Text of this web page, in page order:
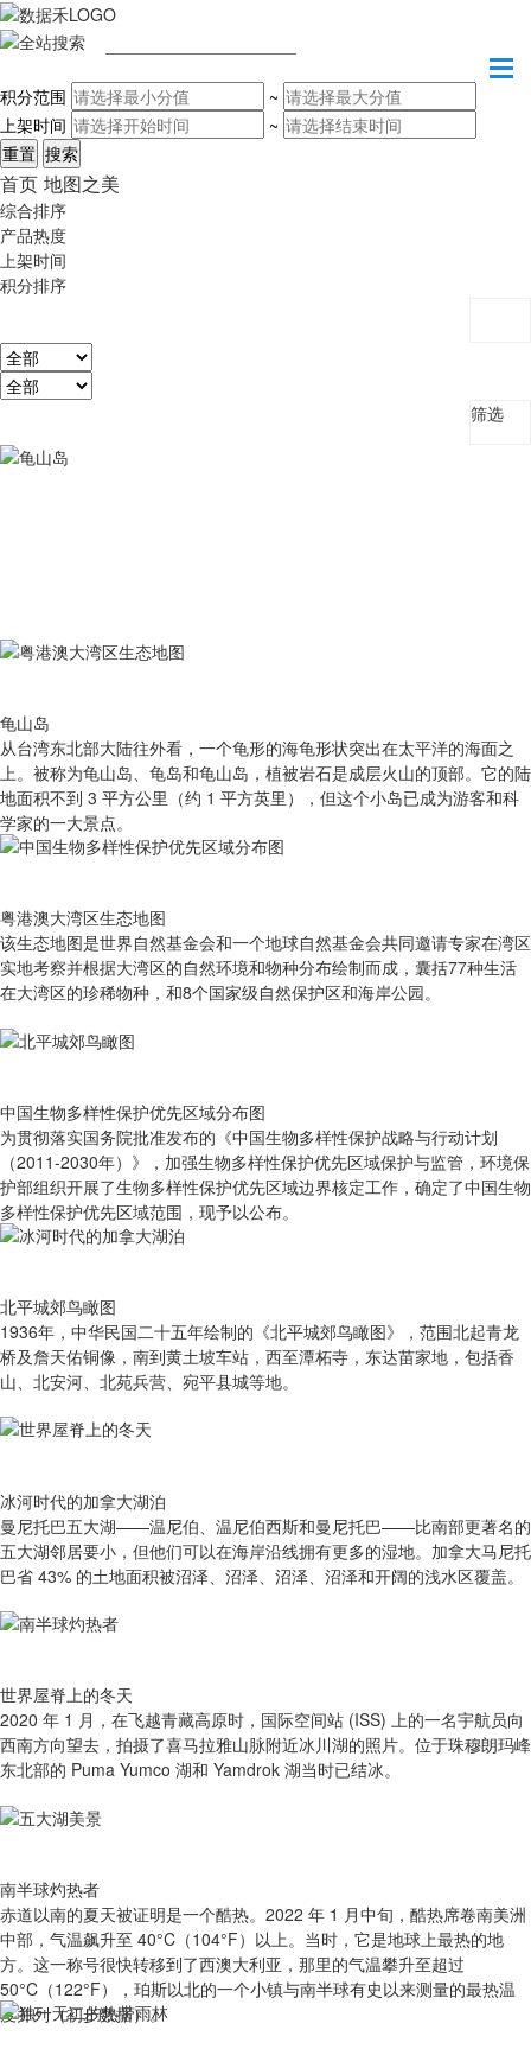
积分范围
~
上架时间
~
首页 地图之美
综合排序
产品热度
上架时间
积分排序
筛选
龟山岛
从台湾东北部大陆往外看，一个龟形的海龟形状突出在太平洋的海面之
上。被称为龟山岛、龟岛和龟山岛，植被岩石是成层火山的顶部。它的陆
地面积不到 3 平方公里（约 1 平方英里），但这个小岛已成为游客和科
学家的一大景点。
粤港澳大湾区生态地图
该生态地图是世界自然基金会和一个地球自然基金会共同邀请专家在湾区
实地考察并根据大湾区的自然环境和物种分布绘制而成，囊括77种生活
在大湾区的珍稀物种，和8个国家级自然保护区和海岸公园。
中国生物多样性保护优先区域分布图
为贯彻落实国务院批准发布的《中国生物多样性保护战略与行动计划
（2011-2030年）》，加强生物多样性保护优先区域保护与监管，环境保
护部组织开展了生物多样性保护优先区域边界核定工作，确定了中国生物
多样性保护优先区域范围，现予以公布。
北平城郊鸟瞰图
1936年，中华民国二十五年绘制的《北平城郊鸟瞰图》，范围北起青龙
桥及詹天佑铜像，南到黄土坡车站，西至潭柘寺，东达苗家地，包括香
山、北安河、北苑兵营、宛平县城等地。
冰河时代的加拿大湖泊
曼尼托巴五大湖——温尼伯、温尼伯西斯和曼尼托巴——比南部更著名的
五大湖邻居要小，但他们可以在海岸沿线拥有更多的湿地。加拿大马尼托
巴省 43% 的土地面积被沼泽、沼泽、沼泽、沼泽和开阔的浅水区覆盖。
世界屋脊上的冬天
2020 年 1 月，在飞越青藏高原时，国际空间站 (ISS) 上的一名宇航员向
西南方向望去，拍摄了喜马拉雅山脉附近冰川湖的照片。位于珠穆朗玛峰
东北部的 Puma Yumco 湖和 Yamdrok 湖当时已结冰。
南半球灼热者
赤道以南的夏天被证明是一个酷热。2022 年 1 月中旬，酷热席卷南美洲
中部，气温飙升至 40°C（104°F）以上。当时，它是地球上最热的地
方。这一称号很快转移到了西澳大利亚，那里的气温攀升至超过
50°C（122°F），珀斯以北的一个小镇与南半球有史以来测量的最热温
度并列（初步数据）。